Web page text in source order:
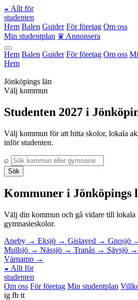
◒ Allt för
studenten
Hem Balen Guider För företag Om oss
Min studentplan ♛ Annonsera
Hem Balen Guider För företag Om oss
Hem
Jönköpings län
Välj kommun
Studenten 2027 i
Välj kommun för att hitta skolor, lokala
inför studenten.
⌕
Sök
Kommuner i Jönköpings
Välj din kommun och gå vidare till lokala
gymnasieskolor.
Aneby → Eksjö → Gislaved → Gnosjö
Mullsjö → Nässjö → Tranås → Sävsjö →
Värnamo →
◒ Allt för
studenten
Om oss För företag Min studentplan
ig fb tt